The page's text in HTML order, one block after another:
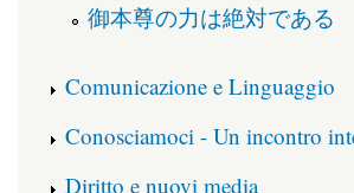
御本尊の力は絶対である
Comunicazione e Linguaggio
Conosciamoci - Un incontro
Diritto e nuovi media